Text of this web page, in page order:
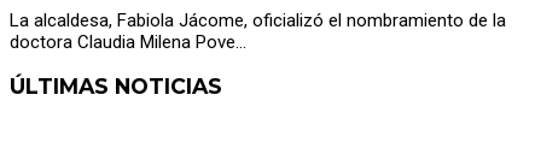
La alcaldesa, Fabiola Jácome, oficializó el nombramiento de la
doctora Claudia Milena Pove…
ÚLTIMAS NOTICIAS